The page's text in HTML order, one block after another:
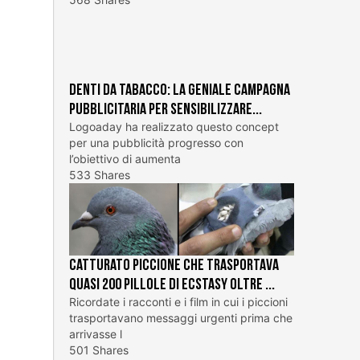
Denti da tabacco: la geniale campagna
pubblicitaria per sensibilizzare...
Logoaday ha realizzato questo concept
per una pubblicità progresso con
l’obiettivo di aumenta
533 Shares
Catturato piccione che trasportava
quasi 200 pillole di ecstasy oltre ...
Ricordate i racconti e i film in cui i piccioni
trasportavano messaggi urgenti prima che
arrivasse l
501 Shares